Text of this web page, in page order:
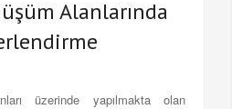
Alanlarında
üzerinde yapılmakta olan